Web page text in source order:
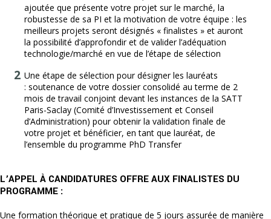
ajoutée que présente votre projet sur le marché, la
robustesse de sa PI et la motivation de votre équipe : les
meilleurs projets seront désignés « finalistes » et auront
la possibilité d’approfondir et de valider l’adéquation
technologie/marché en vue de l’étape de sélection
Une étape de sélection pour désigner les lauréats
: soutenance de votre dossier consolidé au terme de 2
mois de travail conjoint devant les instances de la SATT
Paris-Saclay (Comité d’Investissement et Conseil
d’Administration) pour obtenir la validation finale de
votre projet et bénéficier, en tant que lauréat, de
l’ensemble du programme PhD Transfer
L’APPEL À CANDIDATURES OFFRE AUX FINALISTES DU
PROGRAMME :
Une formation théorique et pratique de 5 jours assurée de manière